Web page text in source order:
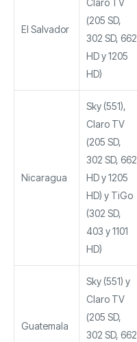
El Salvador
Claro TV
(205 SD,
302 SD, 662
HD y 1205
HD)
Nicaragua
Sky (551),
Claro TV
(205 SD,
302 SD, 662
HD y 1205
HD) y TiGo
(302 SD,
403 y 1101
HD)
Guatemala
Sky (551) y
Claro TV
(205 SD,
302 SD, 662